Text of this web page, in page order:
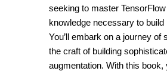
seeking to master
knowledge necessary to
You’ll embark on a journey
the craft of building
augmentation. With this